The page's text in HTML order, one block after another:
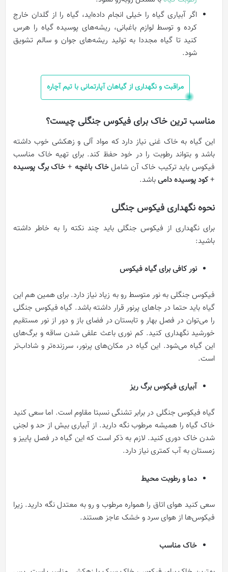
اگر آبیاری گیاه را خیلی انجام داده‌اید، گیاه را از گلدان خارج
کرده و توسط لوازم باغبانی، ریشه‌های پوسیده گیاه را هرس
کنید تا گیاه مجددا به تولید ریشه‌های جوان و سالم تشویق
شود.
مراقبت و نگهداری از گیاهان آپارتمانی با تیم آچاره
مناسب‌ ترین خاک برای فیکوس جنگلی چیست؟
این گیاه به خاک غنی نیاز دارد که مواد آلی و زهکشی خوب داشته
باشد و بتواند رطوبت را در خود حفظ کند. برای تهیه خاک مناسب
فیکوس باید ترکیب خاک آن شاملخاک باغچه + خاک برگ پوسیده
+کود پوسیده دامیباشد.
نحوه نگهداری فیکوس جنگلی
برای نگهداری از فیکوس جنگلی باید چند نکته را به خاطر داشته
باشید:
نور کافی برای گیاه فیکوس
فیکوس جنگلی به نور متوسط رو به زیاد نیاز دارد. برای همین هم این
گیاه باید حتما در جاهای پرنور قرار داشته باشد. گیاه فیکوس جنگلی
را می‌توان در فصل بهار و تابستان در فضای باز و دور از نور مستقیم
خورشید نگهداری کنید. کم نوری باعث علفی شدن ساقه و برگ‌های
این گیاه می‌شود. این گیاه در مکان‌های پرنور، سرزنده‌تر و شاداب‌تر
است.
آبیاری فیکوس برگ ریز
گیاه فیکوس جنگلی در برابر تشنگی نسبتا مقاوم است. اما سعی کنید
خاک گیاه را همیشه مرطوب نگه دارید. از آبیاری بیش از حد و لجنی
شدن خاک دوری کنید. لازم به ذکر است که این گیاه در فصل پاییز و
زمستان به آب کمتری نیاز دارد.
دما و رطوبت محیط
سعی کنید هوای اتاق را همواره مرطوب و رو به معتدل نگه دارید. زیرا
فیکوس‌ها از هوای سرد و خشک عاجز هستند.
خاک مناسب